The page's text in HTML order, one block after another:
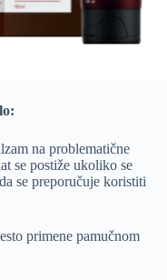
na problematične
se postiže ukoliko se
se preporučuje koristiti
primene pamučnom